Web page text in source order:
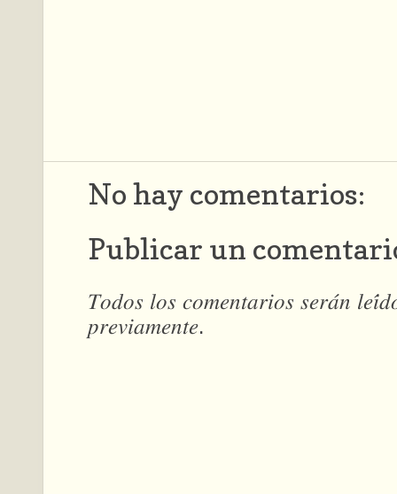
No hay comentarios:
Publicar un
𝑇𝑜𝑑𝑜𝑠 𝑙𝑜𝑠 𝑐𝑜𝑚𝑒𝑛𝑡𝑎𝑟𝑖𝑜𝑠 𝑠𝑒𝑟𝑎́𝑛
𝑝𝑟𝑒𝑣𝑖𝑎𝑚𝑒𝑛𝑡𝑒.